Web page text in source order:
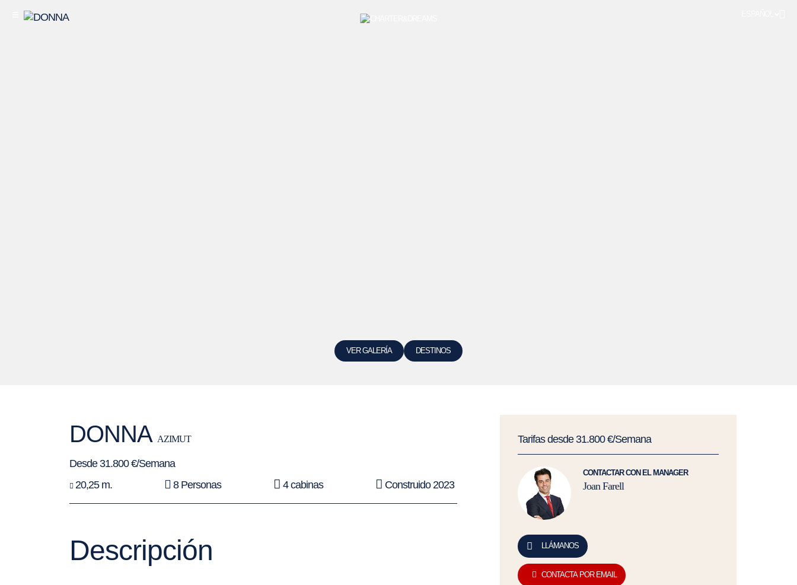
VER GALERÍA DESTINOS
DONNA AZIMUT
Desde 31.800 €/Semana
20,25 m.
8 Personas 4 cabinas Construido 2023
Descripción
Tarifas desde 31.800 €/Semana
CONTACTAR CON EL MANAGER
Joan Farell
LLÁMANOS
CONTACTA POR EMAIL